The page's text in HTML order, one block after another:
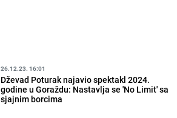
26.12.23. 16:01
Dževad Poturak najavio spektakl 2024.
godine u Goraždu: Nastavlja se 'No Limit' sa
sjajnim borcima